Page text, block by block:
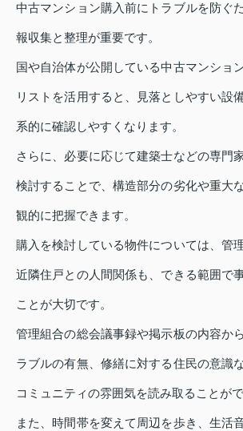
中古マンション購入前にトラブルを防ぐ
報収集と整理が重要です。
国や自治体が公開している中古マンショ
リストを活用すると、見落としやすい設
系的に確認しやすくなります。
さらに、必要に応じて建築士などの専門
検討することで、構造部分の劣化や重大
観的に把握できます。
購入を検討している物件については、管
近隣住戸との人間関係も、できる範囲で
ことが大切です。
管理組合の総会議事録や掲示板の内容か
ラブルの有無、修繕に対する住民の意識
コミュニティの雰囲気を読み取ることがで
また、時間帯を変えて周辺を歩き、生活